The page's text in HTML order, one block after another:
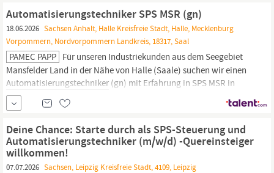
Produktionsanlagen...
Automatisierungstechniker SPS MSR (gn)
18.06.2026 Sachsen Anhalt, Halle Kreisfreie Stadt, Halle, Mecklenburg
Vorpommern, Nordvorpommern Landkreis, 18317, Saal
PAMEC PAPP Für unseren Industriekunden aus dem Seegebiet
Mansfelder Land in der Nähe von Halle (Saale) suchen wir einen
Automatisierungstechniker (gn) mit Erfahrung in SPS MSR in
Vollzeit. Das sind Deine Vorteile Unbefristete Direktanstellung 13.
Gehalt 30 Urlaubstage Betriebliche Altersvorsorge Individuelle
Deine Chance: Starte durch als SPS-Steuerung und
Automatisierungstechniker (m/w/d) -Quereinsteiger
willkommen!
07.07.2026 Sachsen, Leipzig Kreisfreie Stadt, 4109, Leipzig